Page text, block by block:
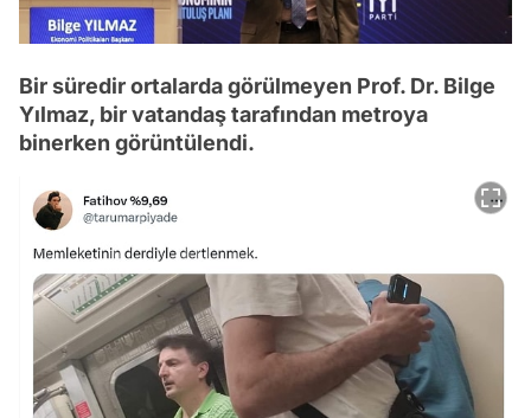
Bir süredir ortalarda görülmeyen Prof. Dr. Bilge
Yılmaz, bir vatandaş tarafından metroya
binerken görüntülendi.